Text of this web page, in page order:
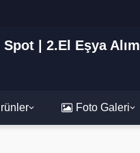
Foto Galeri